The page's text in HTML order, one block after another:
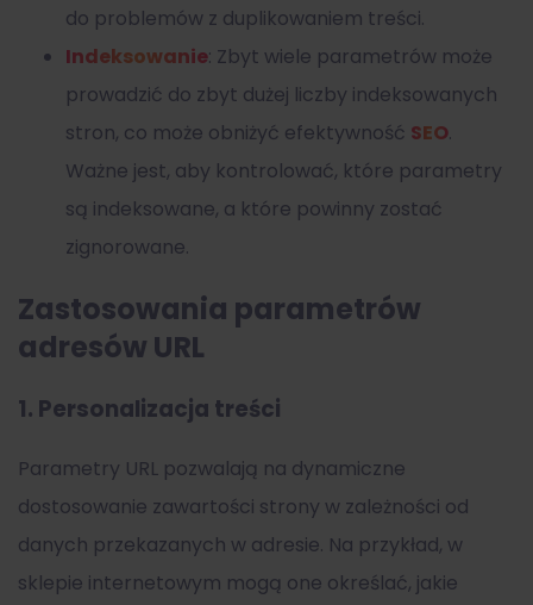
do problemów z duplikowaniem treści.
Indeksowanie: Zbyt wiele parametrów może
prowadzić do zbyt dużej liczby indeksowanych
stron, co może obniżyć efektywność SEO.
Ważne jest, aby kontrolować, które parametry
są indeksowane, a które powinny zostać
zignorowane.
Zastosowania parametrów
adresów URL
1. Personalizacja treści
Parametry URL pozwalają na dynamiczne
dostosowanie zawartości strony w zależności od
danych przekazanych w adresie. Na przykład, w
sklepie internetowym mogą one określać, jakie